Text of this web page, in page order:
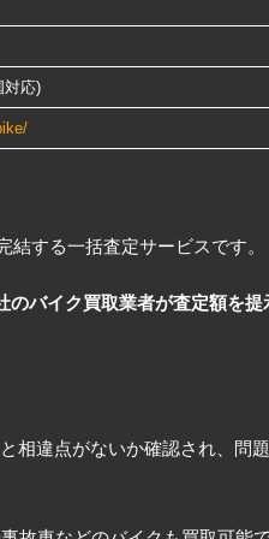
対応)
する一括査定サービスです。
のバイク買取業者が査定額を提
相違点がないか確認され、問